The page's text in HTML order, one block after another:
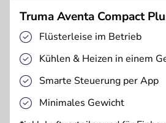
Truma Aventa Compact
Flüsterleise im Betrieb
Kühlen & Heizen in einem
Smarte Steuerung per App
Minimales Gewicht